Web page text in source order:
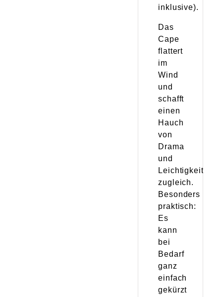
inklusive).
Das
Cape
flattert
im
Wind
und
schafft
einen
Hauch
von
Drama
und
Leichtigkeit
zugleich.
Besonders
praktisch:
Es
kann
bei
Bedarf
ganz
einfach
gekürzt